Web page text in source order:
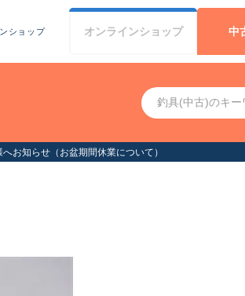
ショップ オンラインショップ 中
へお知らせ（お盆期間休業について）